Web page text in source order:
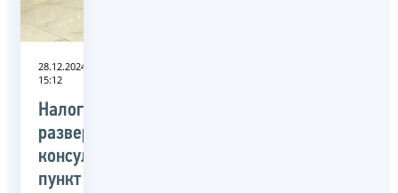
28.12.2024
15:12
Налоговики
развернули
консультационный
пункт